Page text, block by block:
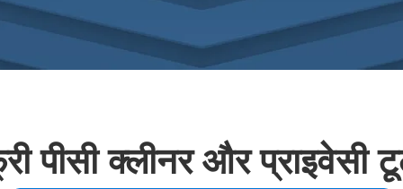
पीसी क्लीनर और प्राइवेसी